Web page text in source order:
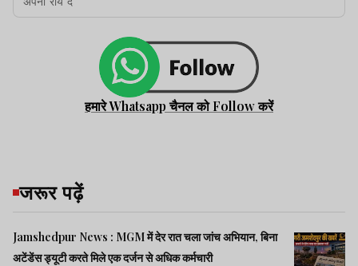
हमारे Whatsapp चैनल को Follow करें
जरूर पढ़ें
Jamshedpur News : MGM में देर रात चला जांच अभियान, बिना
अटेंडेंस ड्यूटी करते मिले एक दर्जन से अधिक कर्मचारी